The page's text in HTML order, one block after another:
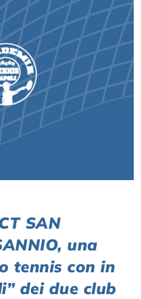
SAN
una
tennis con in
dei due club